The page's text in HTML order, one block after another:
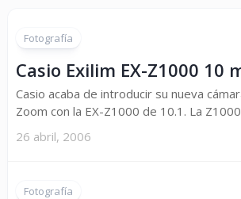
Fotografía
Casio Exilim EX-Z1000 10
Casio acaba de introducir su nueva
Zoom con la EX-Z1000 de 10.1. La
26 abril, 2006
Fotografía